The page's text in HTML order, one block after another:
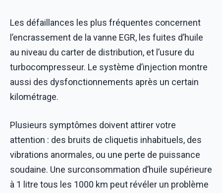
Les défaillances les plus fréquentes concernent
l’encrassement de la vanne EGR, les fuites d’huile
au niveau du carter de distribution, et l’usure du
turbocompresseur. Le système d’injection montre
aussi des dysfonctionnements après un certain
kilométrage.
Plusieurs symptômes doivent attirer votre
attention : des bruits de cliquetis inhabituels, des
vibrations anormales, ou une perte de puissance
soudaine. Une surconsommation d’huile supérieure
à 1 litre tous les 1000 km peut révéler un problème